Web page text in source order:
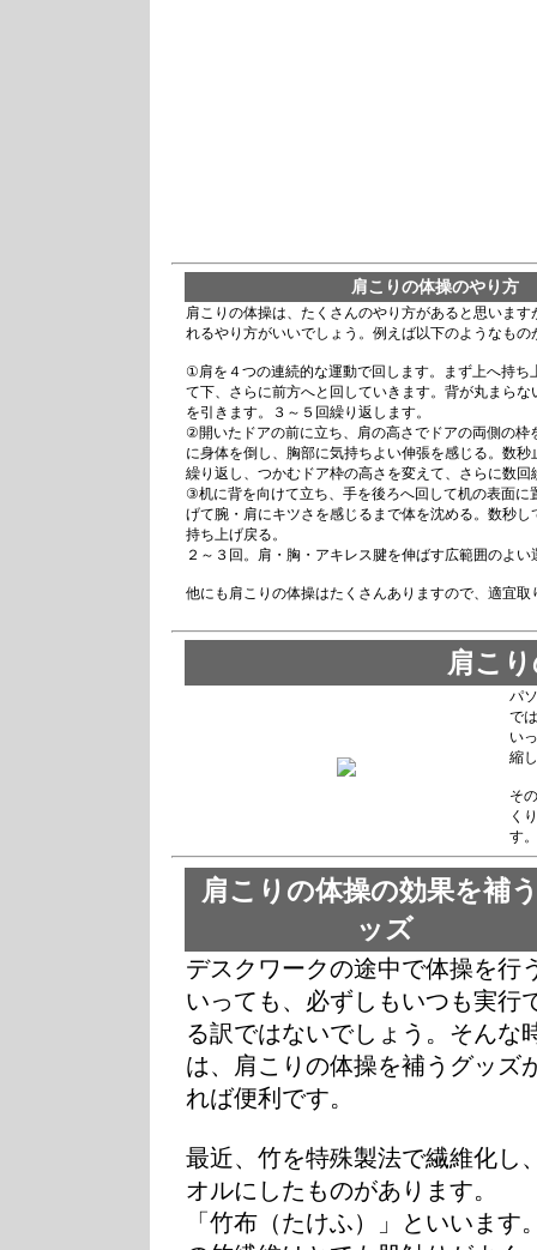
肩こりの体操のやり方
肩こりの体操は、たくさんのやり方があると思いま
れるやり方がいいでしょう。例えば以下のようなもの
①肩を４つの連続的な運動で回します。まず上へ持ち
て下、さらに前方へと回していきます。背が丸まらな
を引きます。３～５回繰り返します。
②開いたドアの前に立ち、肩の高さでドアの両側の枠
に身体を倒し、胸部に気持ちよい伸張を感じる。数
繰り返し、つかむドア枠の高さを変えて、さらに数回
③机に背を向けて立ち、手を後ろへ回して机の表面に
げて腕・肩にキツさを感じるまで体を沈める。数秒し
持ち上げ戻る。
２～３回。肩・胸・アキレス腱を伸ばす広範囲のよい
他にも肩こりの体操はたくさんありますので、適宜取
肩こ
パ
で
い
縮
そ
く
す
肩こりの体操の効果を補
ッズ
デスクワークの途中で体操を行
いっても、必ずしもいつも実行
る訳ではないでしょう。そんな
は、肩こりの体操を補うグッズ
れば便利です。
最近、竹を特殊製法で繊維化し
オルにしたものがあります。
「竹布（たけふ）」といいます